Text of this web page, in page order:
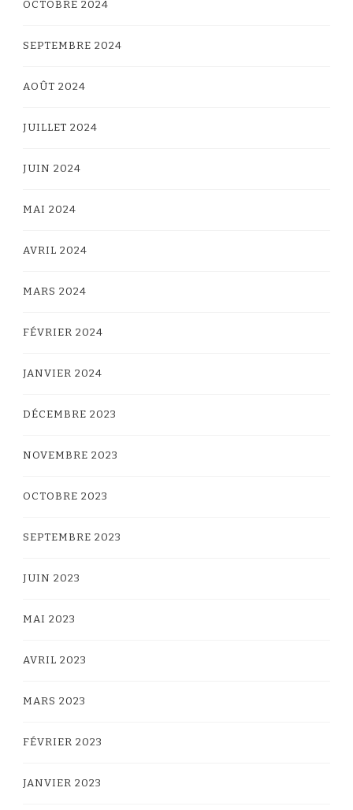
OCTOBRE 2024
SEPTEMBRE 2024
AOÛT 2024
JUILLET 2024
JUIN 2024
MAI 2024
AVRIL 2024
MARS 2024
FÉVRIER 2024
JANVIER 2024
DÉCEMBRE 2023
NOVEMBRE 2023
OCTOBRE 2023
SEPTEMBRE 2023
JUIN 2023
MAI 2023
AVRIL 2023
MARS 2023
FÉVRIER 2023
JANVIER 2023